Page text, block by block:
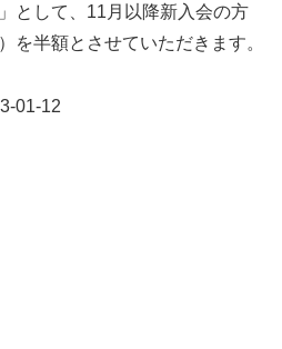
として、11月以降新入会の方
を半額とさせていただきます。
01-12